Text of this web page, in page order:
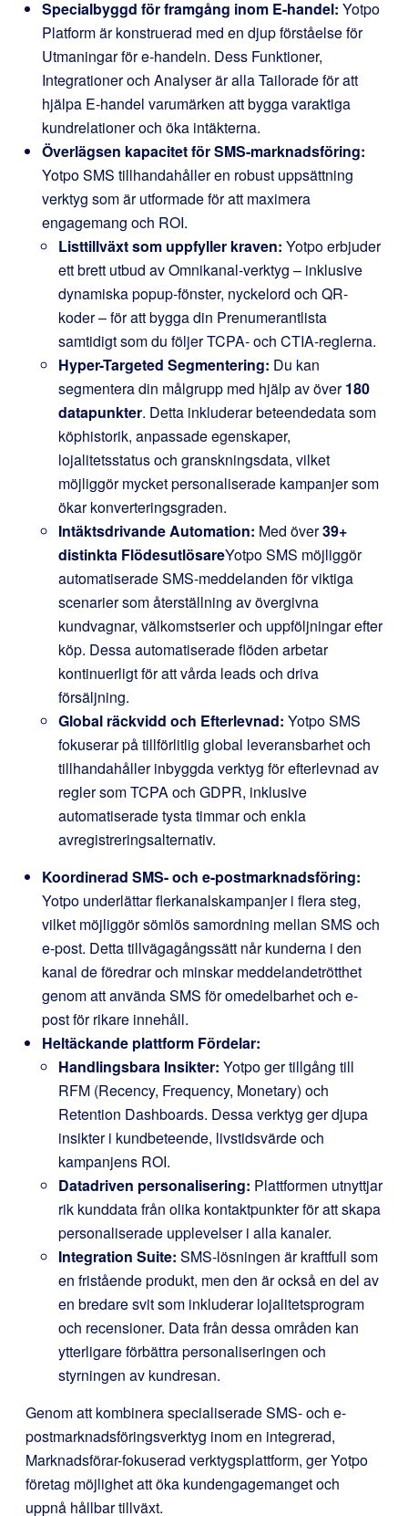
Specialbyggd för framgång inom E-handel: Yotpo
Platform är konstruerad med en djup förståelse för
Utmaningar för e-handeln. Dess Funktioner,
Integrationer och Analyser är alla Tailorade för att
hjälpa E-handel varumärken att bygga varaktiga
kundrelationer och öka intäkterna.
Överlägsen kapacitet för SMS-marknadsföring:
Yotpo SMS tillhandahåller en robust uppsättning
verktyg som är utformade för att maximera
engagemang och ROI.
Listtillväxt som uppfyller kraven: Yotpo erbjuder
ett brett utbud av Omnikanal-verktyg – inklusive
dynamiska popup-fönster, nyckelord och QR-
koder – för att bygga din Prenumerantlista
samtidigt som du följer TCPA- och CTIA-reglerna.
Hyper-Targeted Segmentering: Du kan
segmentera din målgrupp med hjälp av över180
datapunkter. Detta inkluderar beteendedata som
köphistorik, anpassade egenskaper,
lojalitetsstatus och granskningsdata, vilket
möjliggör mycket personaliserade kampanjer som
ökar konverteringsgraden.
Intäktsdrivande Automation: Med över39+
distinkta FlödesutlösareYotpo SMS möjliggör
automatiserade SMS-meddelanden för viktiga
scenarier som återställning av övergivna
kundvagnar, välkomstserier och uppföljningar efter
köp. Dessa automatiserade flöden arbetar
kontinuerligt för att vårda leads och driva
försäljning.
Global räckvidd och Efterlevnad: Yotpo SMS
fokuserar på tillförlitlig global leveransbarhet och
tillhandahåller inbyggda verktyg för efterlevnad av
regler som TCPA och GDPR, inklusive
automatiserade tysta timmar och enkla
avregistreringsalternativ.
Koordinerad SMS- och e-postmarknadsföring:
Yotpo underlättar flerkanalskampanjer i flera steg,
vilket möjliggör sömlös samordning mellan SMS och
e-post. Detta tillvägagångssätt når kunderna i den
kanal de föredrar och minskar meddelandetrötthet
genom att använda SMS för omedelbarhet och e-
post för rikare innehåll.
Heltäckande plattform Fördelar:
Handlingsbara Insikter: Yotpo ger tillgång till
RFM (Recency, Frequency, Monetary) och
Retention Dashboards. Dessa verktyg ger djupa
insikter i kundbeteende, livstidsvärde och
kampanjens ROI.
Datadriven personalisering: Plattformen utnyttjar
rik kunddata från olika kontaktpunkter för att skapa
personaliserade upplevelser i alla kanaler.
Integration Suite: SMS-lösningen är kraftfull som
en fristående produkt, men den är också en del av
en bredare svit som inkluderar lojalitetsprogram
och recensioner. Data från dessa områden kan
ytterligare förbättra personaliseringen och
styrningen av kundresan.
Genom att kombinera specialiserade SMS- och e-
postmarknadsföringsverktyg inom en integrerad,
Marknadsförar-fokuserad verktygsplattform, ger Yotpo
företag möjlighet att öka kundengagemanget och
uppnå hållbar tillväxt.